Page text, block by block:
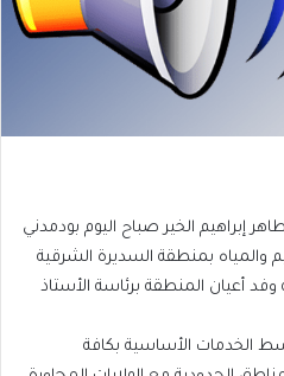
إبراهيم الخير صباح اليوم بودمدني
والمياه بمنطقة السديرة الشرقية
وفد أعيان المنطقة برئاسة الأستاذ
الخدمات الأساسية بكافة